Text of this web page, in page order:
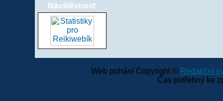
Návštěvnost
Web pohání Copyright © Redakční
Čas potřebný ke